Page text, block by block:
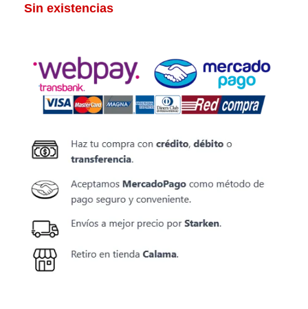
Sin existencias